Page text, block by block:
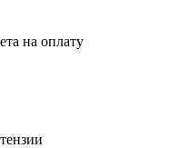
на оплату